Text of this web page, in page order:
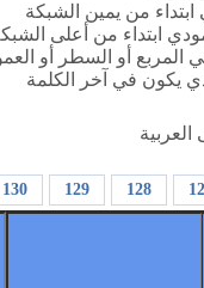
من يمين الشبكة
ابتداء من أعلى
المربع أو السطر أو
يكون في آخر الكلمة
العربية
128
129
130